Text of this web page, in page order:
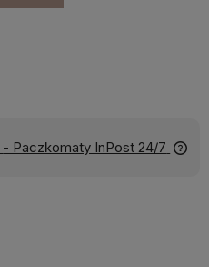
- Paczkomaty InPost 24/7